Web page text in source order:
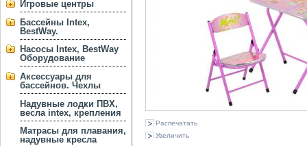
Игровые центры
Бассейны Intex,
BestWay.
Насосы Intex, BestWay
Оборудование
Аксессуары для
бассейнов. Чехлы
Надувные лодки ПВХ,
весла intex, крепления
Матрасы для плавания,
надувные кресла
Распечатать
Увеличить